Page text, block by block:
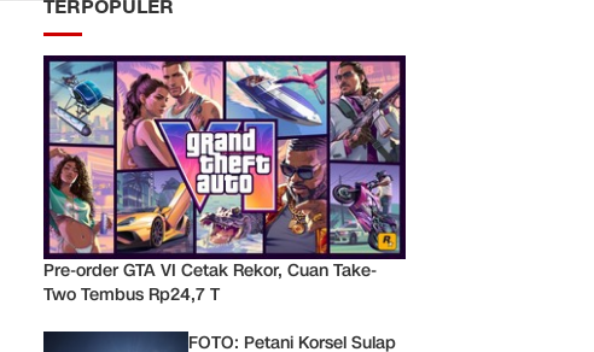
TERPOPULER
Pre-order GTA VI Cetak Rekor, Cuan Take-
Two Tembus Rp24,7 T
FOTO: Petani Korsel Sulap